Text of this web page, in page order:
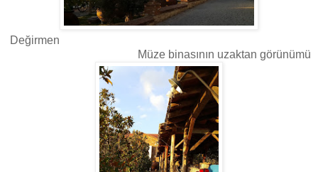
Değirmen
Müze binasının uzaktan görünümü